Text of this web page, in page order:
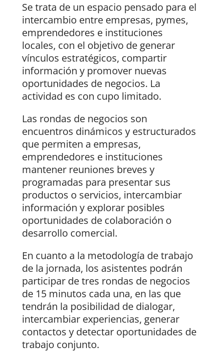
Se trata de un espacio pensado para el
intercambio entre empresas, pymes,
emprendedores e instituciones
locales, con el objetivo de generar
vínculos estratégicos, compartir
información y promover nuevas
oportunidades de negocios. La
actividad es con cupo limitado.
Las rondas de negocios son
encuentros dinámicos y estructurados
que permiten a empresas,
emprendedores e instituciones
mantener reuniones breves y
programadas para presentar sus
productos o servicios, intercambiar
información y explorar posibles
oportunidades de colaboración o
desarrollo comercial.
En cuanto a la metodología de trabajo
de la jornada, los asistentes podrán
participar de tres rondas de negocios
de 15 minutos cada una, en las que
tendrán la posibilidad de dialogar,
intercambiar experiencias, generar
contactos y detectar oportunidades de
trabajo conjunto.